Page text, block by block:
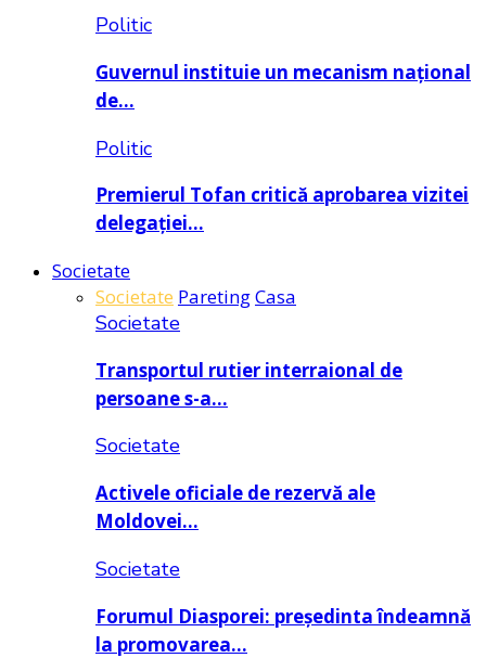
Politic
Guvernul instituie un mecanism național
de…
Politic
Premierul Tofan critică aprobarea vizitei
delegației…
Societate
Societate ParetingCasa
Societate
Transportul rutier interraional de
persoane s-a…
Societate
Activele oficiale de rezervă ale
Moldovei…
Societate
Forumul Diasporei: președinta îndeamnă
la promovarea…